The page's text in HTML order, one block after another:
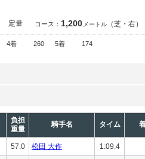
定量 コース： 1,200 メートル （芝・右）
4着 260 5着
174
負担
重量
騎手名 タイム
57.0 松田 大作 1:09.4